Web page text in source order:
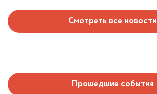
Смотреть все новости
Прошедшие события